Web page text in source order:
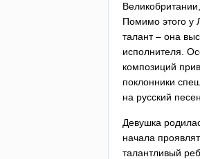
Помимо этого у
талант – она
исполнителя.
композиций
поклонники
на русский песен
Девушка
начала
талантливый